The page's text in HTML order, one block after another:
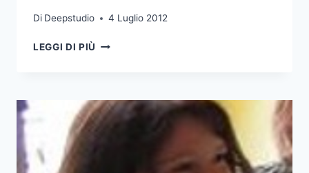
Di Deepstudio 4 Luglio 2012
LEGGI DI PIÙ ILARIA